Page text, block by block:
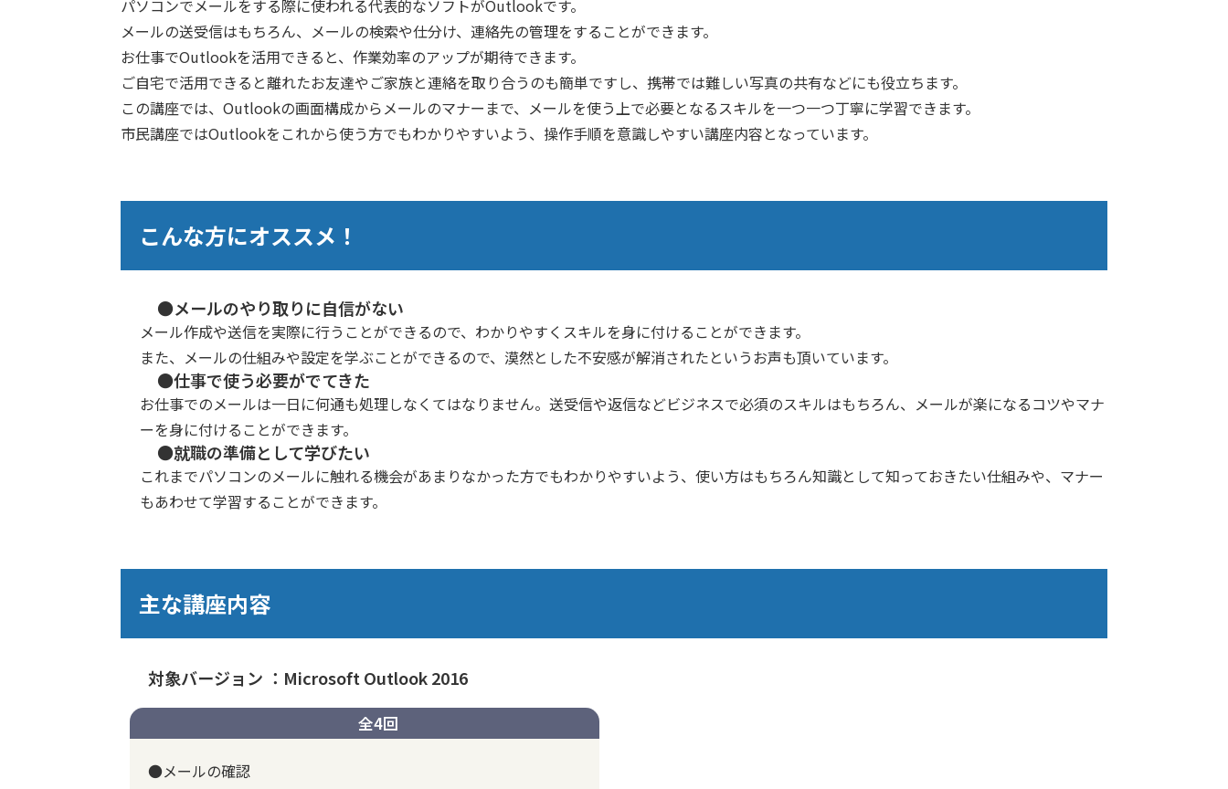
パソコンでメールをする際に使われる代表的なソフトがOutlookです。
メールの送受信はもちろん、メールの検索や仕分け、連絡先の管理をすることができます。
お仕事でOutlookを活用できると、作業効率のアップが期待できます。
ご自宅で活用できると離れたお友達やご家族と連絡を取り合うのも簡単ですし、携帯では難しい写真の共有などにも役立ちます。
この講座では、Outlookの画面構成からメールのマナーまで、メールを使う上で必要となるスキルを一つ一つ丁寧に学習できます。
市民講座ではOutlookをこれから使う方でもわかりやすいよう、操作手順を意識しやすい講座内容となっています。
こんな方にオススメ！
●メールのやり取りに自信がない
メール作成や送信を実際に行うことができるので、わかりやすくスキルを身に付けることができます。
また、メールの仕組みや設定を学ぶことができるので、漠然とした不安感が解消されたというお声も頂いています。
●仕事で使う必要がでてきた
お仕事でのメールは一日に何通も処理しなくてはなりません。送受信や返信などビジネスで必須のスキルはもちろん、メールが楽になるコツやマナ
ーを身に付けることができます。
●就職の準備として学びたい
これまでパソコンのメールに触れる機会があまりなかった方でもわかりやすいよう、使い方はもちろん知識として知っておきたい仕組みや、マナー
もあわせて学習することができます。
主な講座内容
対象バージョン ：Microsoft Outlook 2016
全4回
●メールの確認